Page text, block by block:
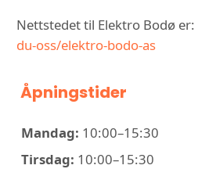
Nettstedet til Elektro Bodø er:
du-oss/elektro-bodo-as
Åpningstider
Mandag: 10:00–15:30
Tirsdag: 10:00–15:30